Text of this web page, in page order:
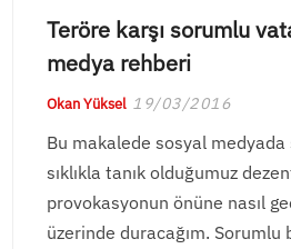
Teröre karşı sorumlu
medya rehberi
Okan Yüksel 19/03/2016
Bu makalede sosyal
sıklıkla tanık olduğumuz
provokasyonun önüne nasıl
üzerinde duracağım. Sorumlu